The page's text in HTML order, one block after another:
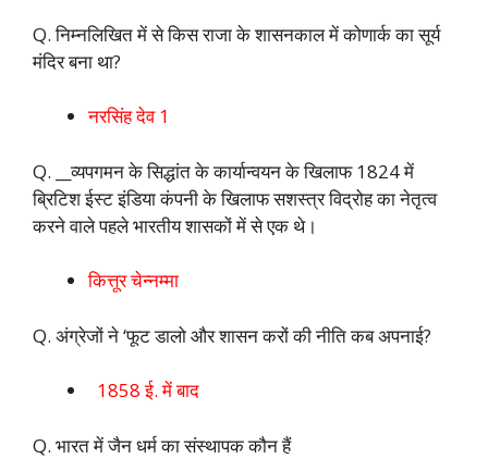
Q. निम्नलिखित में से किस राजा के शासनकाल में कोणार्क का सूर्य
मंदिर बना था?
नरसिंह देव 1
Q. __व्यपगमन के सिद्धांत के कार्यान्वयन के खिलाफ 1824 में
ब्रिटिश ईस्ट इंडिया कंपनी के खिलाफ सशस्त्र विद्रोह का नेतृत्व
करने वाले पहले भारतीय शासकों में से एक थे।
कित्तूर चेन्नम्मा
Q. अंग्रेजों ने ‘फूट डालो और शासन करों की नीति कब अपनाई?
1858 ई. में बाद
Q. भारत में जैन धर्म का संस्थापक कौन हैं